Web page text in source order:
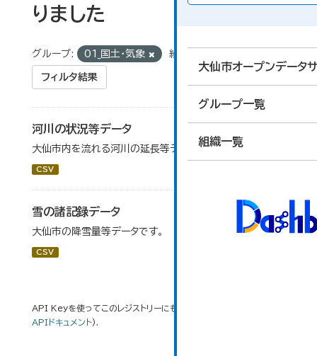
大仙市オープンデータ
グループ一覧
組織一覧
りました
グループ: 01_国土・気象 組織:
フィルタ結果
河川の状況等データ
大仙市内を流れる河川の延長等データです。
CSV
雪の諸記録データ
大仙市の降雪量等データです。
CSV
API Keyを使ってこのレジストリーにもアクセス可能です
APIドキュメント).